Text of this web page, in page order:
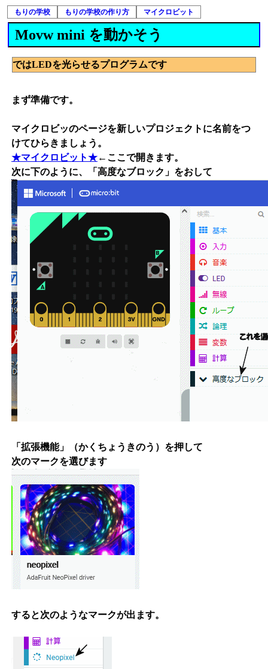
もりの学校 もりの学校の作り方 マイクロビット
Movw mini を動かそう
ではLEDを光らせるプログラムです
まず準備です。
マイクロビッのページを新しいプロジェクトに名前をつ
けてひらきましょう。
★マイクロビット★←ここで開きます。
次に下のように、「高度なブロック」をおして
「拡張機能」（かくちょうきのう）を押して
次のマークを選びます
すると次のようなマークが出ます。